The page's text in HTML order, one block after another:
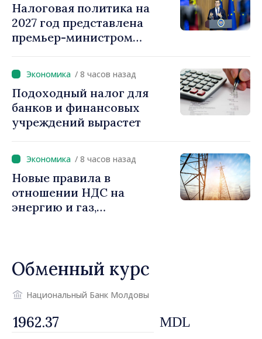
Налоговая политика на
2027 год представлена
премьер-министром
снижение налоговой
нагрузки на труд,
стимулирование
инвестиций и более
справедливое
/ 8 часов назад
Подоходный налог для
банков и финансовых
учреждений вырастет
/ 8 часов назад
Новые правила в
отношении НДС на
энергию и газ,
Обменный курс
Национальный Банк Молдовы
MDL